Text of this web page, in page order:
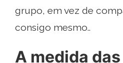
grupo, em vez de
consigo mesmo..
A medida